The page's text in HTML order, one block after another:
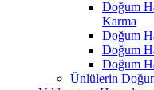
Doğum
Karma
Doğum
Doğum
Doğum
Ünlülerin